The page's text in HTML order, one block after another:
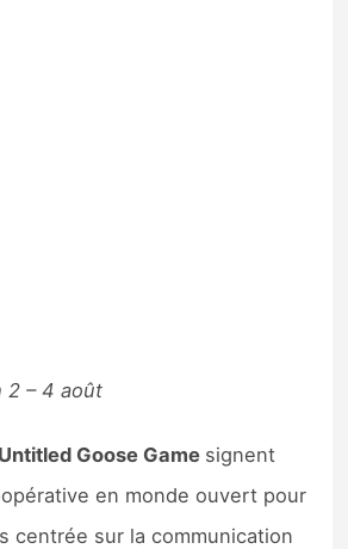
2 – 4 août
Untitled Goose Game signent
en monde ouvert pour
centrée sur la communication